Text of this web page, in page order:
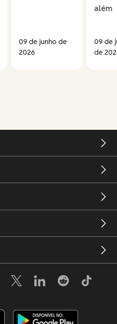
09 de junho de
2026
além
09 de
de